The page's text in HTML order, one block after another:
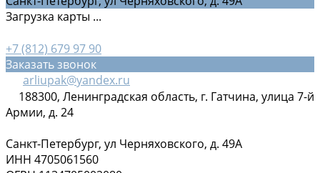
Загрузка карты ...
+7 (812) 679 97 90
Заказать звонок
arliupak@yandex.ru
188300, Ленинградская область, г. Гатчина, улица 7-й
Армии, д. 24
Санкт-Петербург, ул Черняховского, д. 49А
ИНН 4705061560